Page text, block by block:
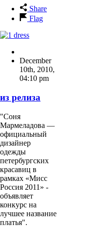
Share
Flag
December
10th, 2010,
04:10 pm
из релиза
"Соня
Мармеладова —
официальный
дизайнер
одежды
петербургских
красавиц в
рамках «Мисс
Россия 2011» -
объявляет
конкурс на
лучшее название
платья".